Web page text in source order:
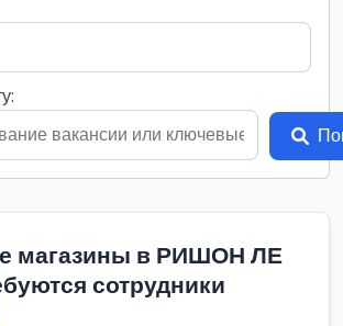
магазины в РИШОН ЛЕ
сотрудники